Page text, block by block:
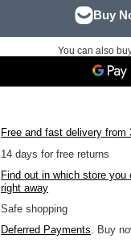
You can also
Free and fast delivery from
14 days for free returns
Find out in which store
right away
Safe shopping
Deferred Payments. Buy